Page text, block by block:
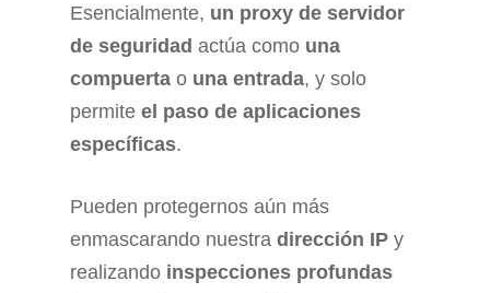
Esencialmente, un proxy de servidor
de seguridad actúa como una
compuerta o una entrada, y solo
permite el paso de aplicaciones
específicas.
Pueden protegernos aún más
enmascarando nuestra dirección IP y
realizando inspecciones profundas